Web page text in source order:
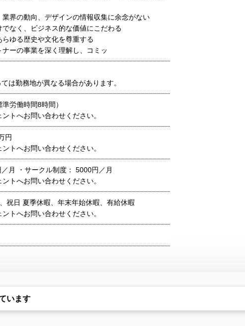
業界の動向、デザインの情報収集に余念がない
でなく、ビジネス的な価値にこだわる
らゆる歴史や文化を尊重する
ナーの事業を深く理解し、コミッ
は勤務地が異なる場合があります。
労働時間8時間）
トへお問い合わせください。
円
トへお問い合わせください。
／月 ・サークル制度： 5000円／月
トへお問い合わせください。
祝日 夏季休暇、年末年始休暇、有給休暇
トへお問い合わせください。
います